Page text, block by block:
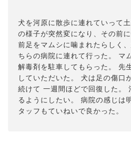
犬を河原に散歩に連れていって
の様子が突然変になり、その前
前足をマムシに噛まれたらしく
ちらの病院に連れて行った。 マ
解毒剤を駐車してもらった。 先
していただいた。 犬は足の傷口
続けて 一週間ほどで回復した。
るようにしたい。 病院の感じは
タッフもていねいで良かった。